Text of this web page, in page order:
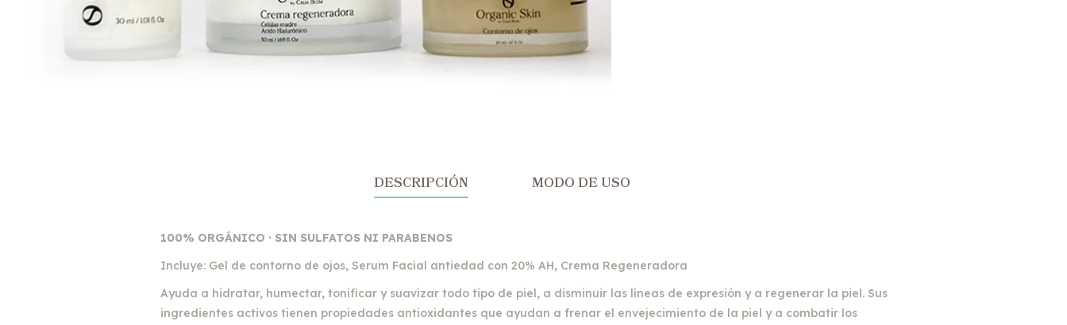
DESCRIPCIÓN MODO DE USO
100% ORGÁNICO · SIN SULFATOS NI PARABENOS
Incluye: Gel de contorno de ojos, Serum Facial antiedad con 20% AH, Crema Regeneradora
Ayuda a hidratar, humectar, tonificar y suavizar todo tipo de piel, a disminuir las líneas de expresión y a regenerar la piel. Sus
ingredientes activos tienen propiedades antioxidantes que ayudan a frenar el envejecimiento de la piel y a combatir los